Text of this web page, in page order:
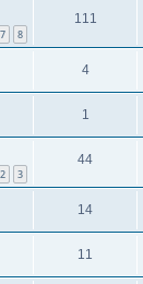
7 8
111
4
1
2 3
44
14
11